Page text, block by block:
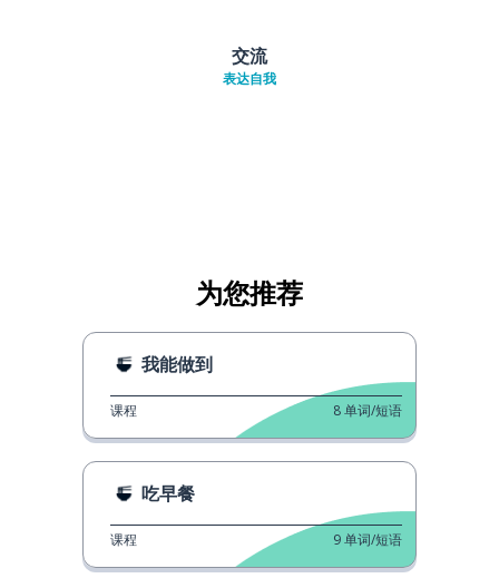
交流
表达自我
为您推荐
我能做到
课程 8单词/短语
吃早餐
课程 9单词/短语